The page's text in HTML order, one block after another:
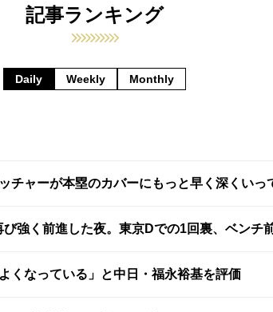
記事ランキング
Daily Weekly Monthly
チャーが本塁のカバーにもっと早く深くい
強く前進した夜。東京Dでの1回裏、ベンチ
くなっている」と中日・福永裕基を評価